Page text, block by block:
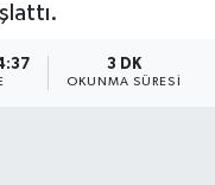
3 DK
OKUNMA SÜRESI